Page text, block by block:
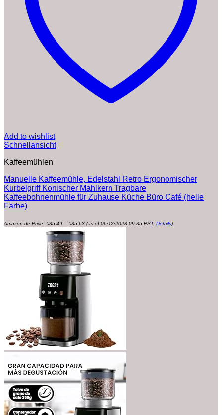
Add to wishlist
Schnellansicht
Kaffeemühlen
Manuelle Kaffeemühle, Edelstahl Retro Ergonomischer
Kurbelgriff Konischer Mahlkern Tragbare
Kaffeebohnenmühle für Zuhause Küche Büro Café (helle
Farbe)
Amazon.de Price: €35.49 – €35.63
Preisspanne:
€35.49
bis
€35.63
(as of 06/12/2023 09:35 PST- Details)